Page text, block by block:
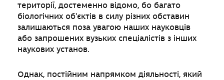
території, достеменно відомо, бо багато
біологічних об'єктів в силу різних обставин
залишаються поза увагою наших науковців
або запрошених вузьких спеціалістів з інших
наукових установ.
Однак, постійним напрямком діяльності, який